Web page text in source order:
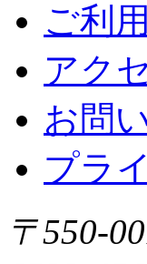
ご利
アク
お問
プラ
〒550-